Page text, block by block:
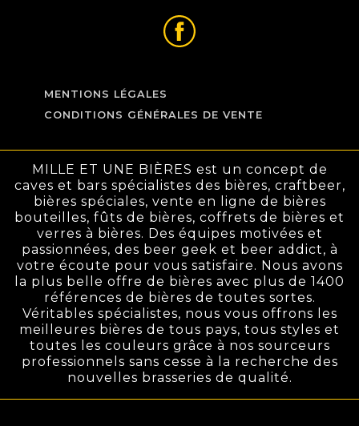
MENTIONS LÉGALES
CONDITIONS GÉNÉRALES DE VENTE
MILLE ET UNE BIÈRES est un concept de
caves et bars spécialistes des bières, craftbeer,
bières spéciales, vente en ligne de bières
bouteilles, fûts de bières, coffrets de bières et
verres à bières. Des équipes motivées et
passionnées, des beer geek et beer addict, à
votre écoute pour vous satisfaire. Nous avons
la plus belle offre de bières avec plus de 1400
références de bières de toutes sortes.
Véritables spécialistes, nous vous offrons les
meilleures bières de tous pays, tous styles et
toutes les couleurs grâce à nos sourceurs
professionnels sans cesse à la recherche des
nouvelles brasseries de qualité.